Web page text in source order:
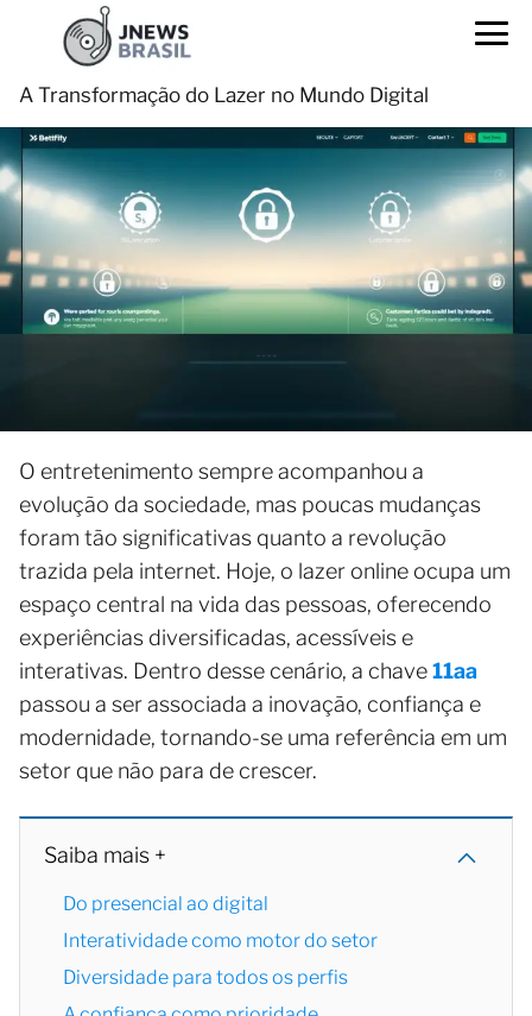
A Transformação do Lazer no Mundo Digital
O entretenimento sempre acompanhou a
evolução da sociedade, mas poucas mudanças
foram tão significativas quanto a revolução
trazida pela internet. Hoje, o lazer online ocupa um
espaço central na vida das pessoas, oferecendo
experiências diversificadas, acessíveis e
interativas. Dentro desse cenário, a chave11aa
passou a ser associada a inovação, confiança e
modernidade, tornando-se uma referência em um
setor que não para de crescer.
Saiba mais +
Do presencial ao digital
Interatividade como motor do setor
Diversidade para todos os perfis